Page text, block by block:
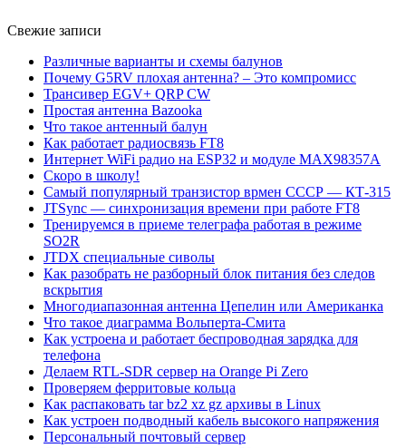
Свежие записи
Различные варианты и схемы балунов
Почему G5RV плохая антенна? – Это компромисс
Трансивер EGV+ QRP CW
Простая антенна Bazooka
Что такое антенный балун
Как работает радиосвязь FT8
Интернет WiFi радио на ESP32 и модуле MAX98357A
Скоро в школу!
Самый популярный транзистор врмен СССР — КТ-315
JTSync — синхронизация времени при работе FT8
Тренируемся в приеме телеграфа работая в режиме
SO2R
JTDX специальные сиволы
Как разобрать не разборный блок питания без следов
вскрытия
Многодиапазонная антенна Цепелин или Американка
Что такое диаграмма Вольперта-Смита
Как устроена и работает беспроводная зарядка для
телефона
Делаем RTL-SDR сервер на Orange Pi Zero
Проверяем ферритовые кольца
Как распаковать tar bz2 xz gz архивы в Linux
Как устроен подводный кабель высокого напряжения
Персональный почтовый сервер